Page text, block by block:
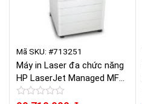
Mã SKU: #713251
Máy in Laser đa chức năng
HP LaserJet Managed MFP
E72535dn